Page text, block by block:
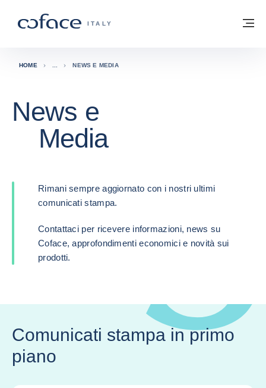
COFACE FOR TRADE - GROUP WEBSITE
ITALY
Torna alla Homepage
HOME NEWS E MEDIA
News e
Media
Rimani sempre aggiornato con i nostri ultimi
comunicati stampa.
Contattaci per ricevere informazioni, news su
Coface, approfondimenti economici e novità sui
prodotti.
Comunicati stampa in primo
piano